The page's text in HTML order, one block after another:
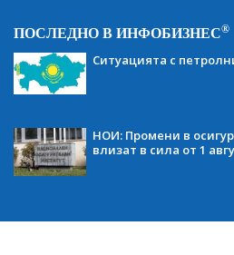
ПОСЛЕДНО В ИНФОБИЗНЕС®
Ситуацията с
НОИ: Промени в
влизат в сила от 1